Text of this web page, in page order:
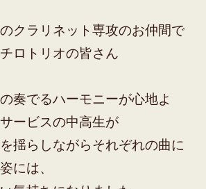
クラリネット専攻のお仲間で
ロトリオの皆さん
奏でるハーモニーが心地よ
ービスの中高生が
揺らしながらそれぞれの曲に
には、